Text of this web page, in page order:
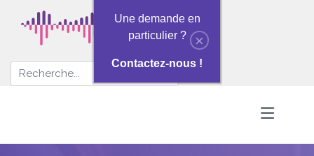
×
Une demande en
particulier ?
Contactez-nous !